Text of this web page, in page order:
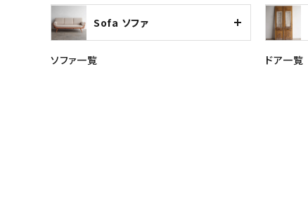
Sofa ソファ
ソファ一覧 ドア一覧